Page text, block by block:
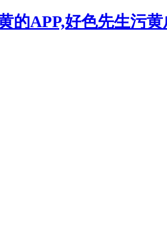
的APP,好色先生污